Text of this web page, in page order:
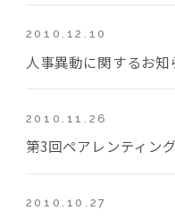
2010.12.10
人事異動に関するお知
2010.11.26
第3回ペアレンティン
2010.10.27